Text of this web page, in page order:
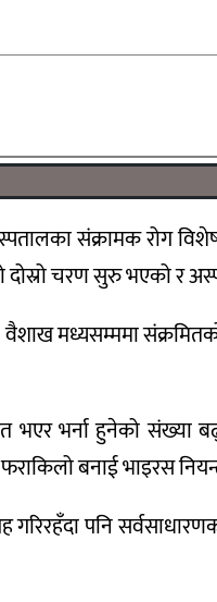
संक्रामक रोग
चरण सुरु भएको र
मध्यसम्ममा
भएर भर्ना हुनेको
बनाई भाइरस
गरिरहँदा पनि